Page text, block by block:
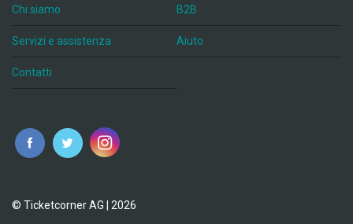
Chi siamo B2B
Servizi e assistenza Aiuto
Contatti
© Ticketcorner AG | 2026